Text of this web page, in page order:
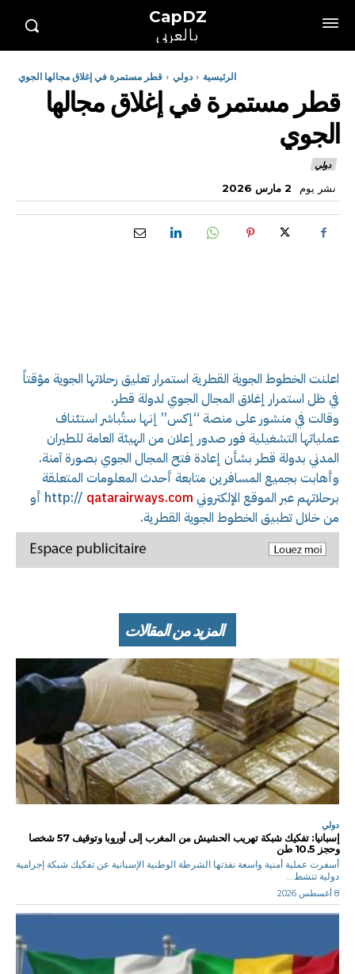
CapDZ
بالعربي
الرئيسية دولي قطر مستمرة في إغلاق مجالها الجوي
قطر مستمرة في إغلاق مجالها
الجوي
دولي
نشر يوم 2 مارس 2026
اعلنت الخطوط الجوية القطرية استمرار تعليق رحلاتها الجوية مؤقتاً
في ظل استمرار إغلاق المجال الجوي لدولة قطر.
وقالت في منشور على منصة “إكس” إنها ستُباشر استئناف
عملياتها التشغيلية فور صدور إعلان من الهيئة العامة للطيران
المدني بدولة قطر بشأن إعادة فتح المجال الجوي بصورة آمنة.
وأهابت بجميع المسافرين متابعة أحدث المعلومات المتعلقة
برحلاتهم عبر الموقع الإلكتروني http:// qatarairways.com
أو
من خلال تطبيق الخطوط الجوية القطرية.
المزيد من المقالات
دولي
إسبانيا: تفكيك شبكة تهريب الحشيش من المغرب إلى أوروبا وتوقيف 57 شخصا
وحجز 10.5 طن
أسفرت عملية أمنية واسعة نفذتها الشرطة الوطنية الإسبانية عن تفكيك شبكة إجرامية
دولية تنشط...
8 أغسطس 2026